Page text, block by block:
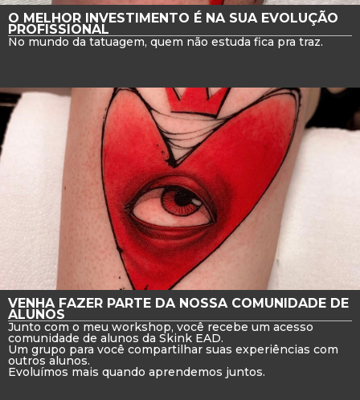
O MELHOR INVESTIMENTO É NA SUA EVOLUÇÃO
PROFISSIONAL
No mundo da tatuagem, quem não estuda fica pra traz.
VENHA FAZER PARTE DA NOSSA COMUNIDADE DE
ALUNOS
Junto com o meu workshop, você recebe um acesso
comunidade de alunos da Skink EAD.
Um grupo para você compartilhar suas experiências com
outros alunos.
Evoluímos mais quando aprendemos juntos.